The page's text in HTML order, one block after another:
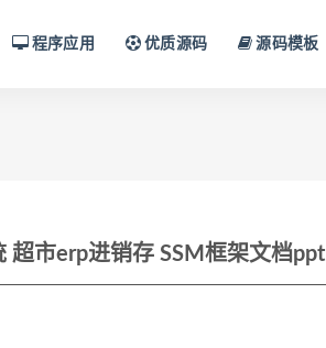
程序应用 优质源码 源码模板
超市erp进销存 SSM框架文档ppt